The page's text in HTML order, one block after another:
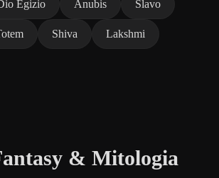
Egizio Anubis Slavo
Shiva Lakshmi
& Mitologia